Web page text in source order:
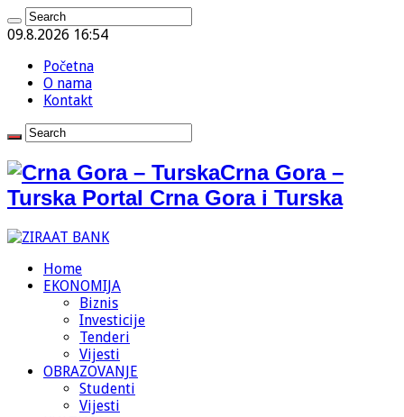
09.8.2026 16:54
Početna
O nama
Kontakt
Crna Gora –
Turska Portal Crna Gora i Turska
Home
EKONOMIJA
Biznis
Investicije
Tenderi
Vijesti
OBRAZOVANJE
Studenti
Vijesti